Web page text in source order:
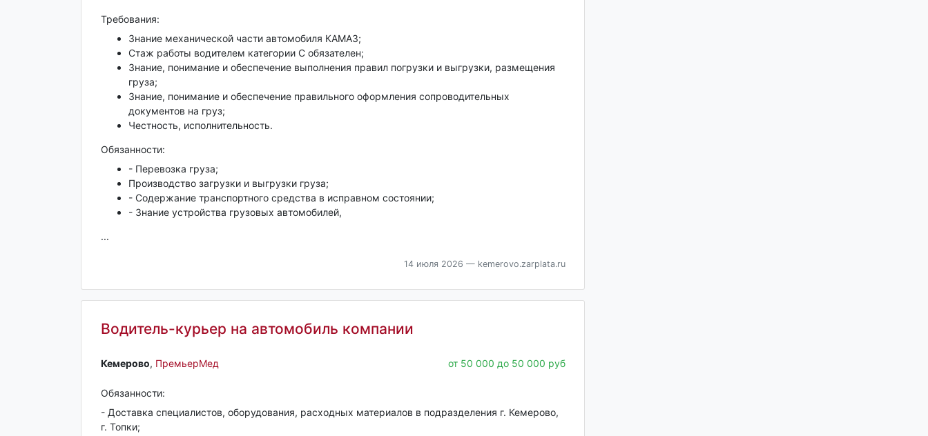
Требования:
Знание механической части автомобиля КАМАЗ;
Стаж работы водителем категории С обязателен;
Знание, понимание и обеспечение выполнения правил погрузки и выгрузки, размещения
груза;
Знание, понимание и обеспечение правильного оформления сопроводительных
документов на груз;
Честность, исполнительность.
Обязанности:
- Перевозка груза;
Производство загрузки и выгрузки груза;
- Содержание транспортного средства в исправном состоянии;
- Знание устройства грузовых автомобилей,
...
14 июля 2026 — kemerovo.zarplata.ru
Водитель-курьер на автомобиль компании
Кемерово‎, ПремьерМед от 50 000 до 50 000 руб
Обязанности:
- Доставка специалистов, оборудования, расходных материалов в подразделения г. Кемерово,
г. Топки;